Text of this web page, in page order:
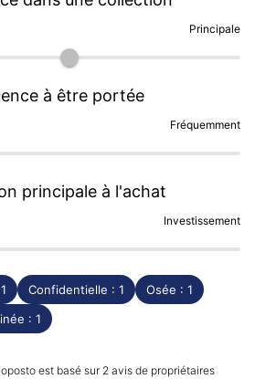
Principale
à être portée
Fréquemment
principale à l'achat
Investissement
Confidentielle : 1
Osée : 1
: 1
est basé sur 2 avis de propriétaires